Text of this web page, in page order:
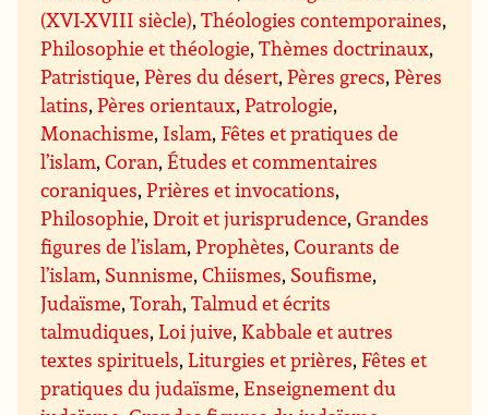
(XVI-XVIII siècle),Théologies contemporaines,
Philosophie et théologie,Thèmes doctrinaux,
Patristique,Pères du désert,Pères grecs,Pères
latins,Pères orientaux,Patrologie,
Monachisme, Islam,Fêtes et pratiques de
l’islam,Coran,Études et commentaires
coraniques,Prières et invocations,
Philosophie,Droit et jurisprudence,Grandes
figures de l’islam,Prophètes,Courants de
l’islam, Sunnisme,Chiismes, Soufisme,
Judaïsme,Torah,Talmud et écrits
talmudiques,Loi juive,Kabbale et autres
textes spirituels,Liturgies et prières,Fêtes et
pratiques du judaïsme,Enseignement du